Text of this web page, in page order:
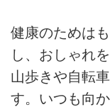
健康のためは
し、おしゃれ
山歩きや自転
す。いつも向